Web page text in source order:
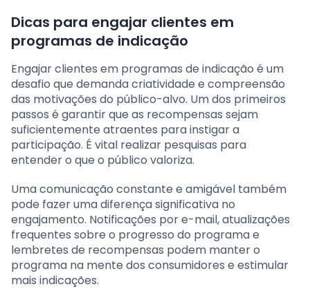
Dicas para engajar clientes em
programas de indicação
Engajar clientes em programas de indicação é um
desafio que demanda criatividade e compreensão
das motivações do público-alvo. Um dos primeiros
passos é garantir que as recompensas sejam
suficientemente atraentes para instigar a
participação. É vital realizar pesquisas para
entender o que o público valoriza.
Uma comunicação constante e amigável também
pode fazer uma diferença significativa no
engajamento. Notificações por e-mail, atualizações
frequentes sobre o progresso do programa e
lembretes de recompensas podem manter o
programa na mente dos consumidores e estimular
mais indicações.